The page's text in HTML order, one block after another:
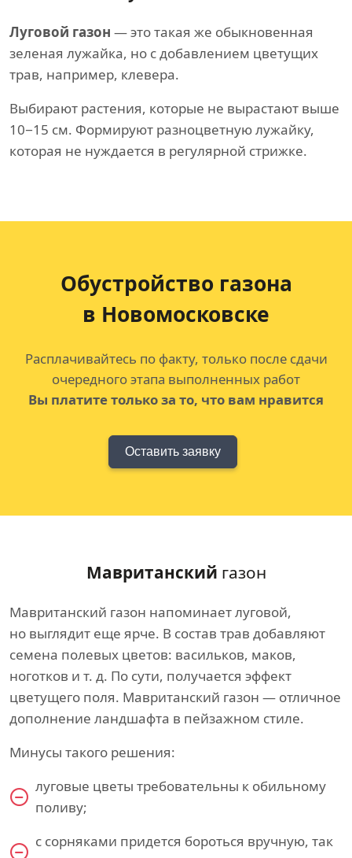
Луговой газон — это такая же обыкновенная
зеленая лужайка, но с добавлением цветущих
трав, например, клевера.
Выбирают растения, которые не вырастают выше
10−15 см. Формируют разноцветную лужайку,
которая не нуждается в регулярной стрижке.
Обустройство газона
в Новомосковске
Расплачивайтесь по факту, только после сдачи
очередного этапа выполненных работ
Вы платите только за то, что вам нравится
Оставить заявку
Мавританский газон
Мавританский газон напоминает луговой,
но выглядит еще ярче. В состав трав добавляют
семена полевых цветов: васильков, маков,
ноготков и т. д. По сути, получается эффект
цветущего поля. Мавританский газон — отличное
дополнение ландшафта в пейзажном стиле.
Минусы такого решения:
луговые цветы требовательны к обильному
поливу;
с сорняками придется бороться вручную, так